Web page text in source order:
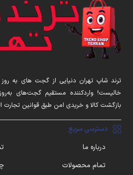
ترند شاپ تهران دنیایی از گجت های به
بازگشت کالا و خریدی امن طبق قوانین تجارت
دسترسی سریع
درباره ما
تمام محصولات